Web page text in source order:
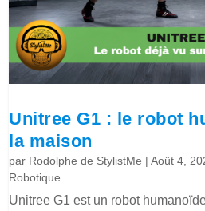
Unitree G1 : le robot
la maison
par Rodolphe de StylistMe |Août 4,
Robotique
Unitree G1 est un robot